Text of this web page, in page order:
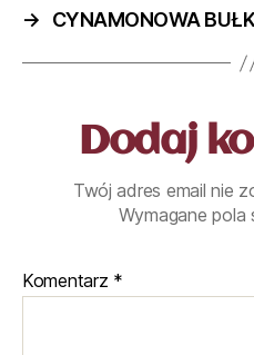
→
CYNAMONOWA
Dodaj
Twój adres email nie
Wymagane pola
Komentarz *